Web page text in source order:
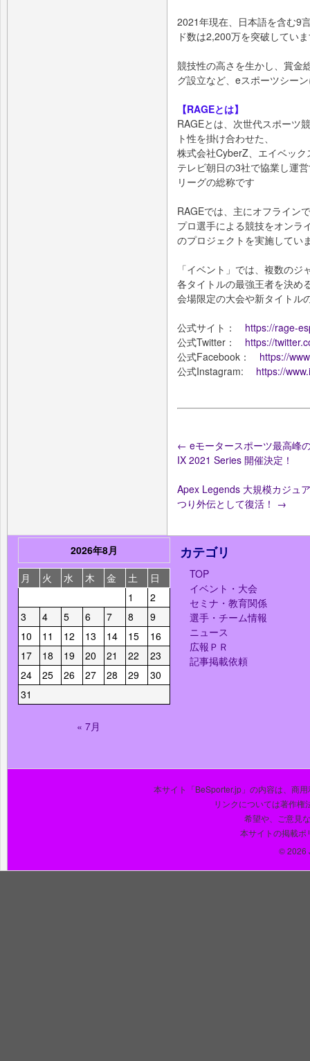
2021年現在、⽇本語を含む9
ド数は2,200万を突破してい
競技性の⾼さを⽣かし、賞⾦
グ設⽴など、eスポーツシー
【RAGEとは】
RAGEとは、次世代スポーツ
ト性を掛け合わせた、
株式会社CyberZ、エイベッ
テレビ朝⽇の3社で協業し運
リーグの総称です
RAGEでは、主にオフライン
プロ選⼿による競技をオンラ
のプロジェクトを実施してい
「イベント」では、複数の
各タイトルの最強王者を決め
会場限定の⼤会や新タイトル
公式サイト： https://rage-
公式Twitter： https://
公式Facebook： https://
公式Instagram: https://
← eモータースポーツ最高峰
IX 2021 Series 開催決定！
Apex Legends 大規模カジュ
つり外伝として復活！ →
2026年8月
月
火 水 木 金 土
日
1
2
3
4 5 6 7 8
9
10
11 12 13 14 15
16
17
18 19 20 21 22
23
24
25 26 27 28 29
30
31
« 7月
カテゴリ
TOP
イベント・大会
セミナ・教育関係
選手・チーム情報
ニュース
広報ＰＲ
記事掲載依頼
本サイト「BeSporter.jp」の内容は、商
リンクについては著作権
希望や、ご意見
本サイトの掲載ポ
© 2026